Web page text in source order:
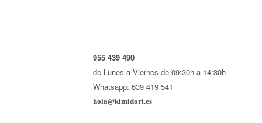
955 439 490
de Lunes a Viernes de 09:30h a 14:30h
Whatsapp: 639 419 541
hola@kimidori.es